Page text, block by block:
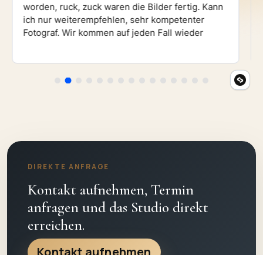
DIREKTE ANFRAGE
Kontakt aufnehmen, Termin
anfragen und das Studio direkt
erreichen.